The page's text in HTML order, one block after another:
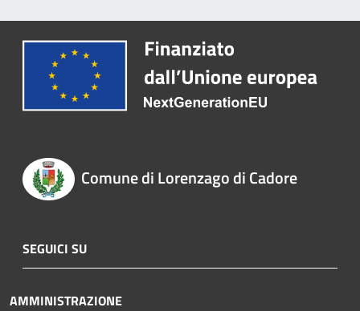
Comune di Lorenzago di Cadore
SEGUICI SU
AMMINISTRAZIONE